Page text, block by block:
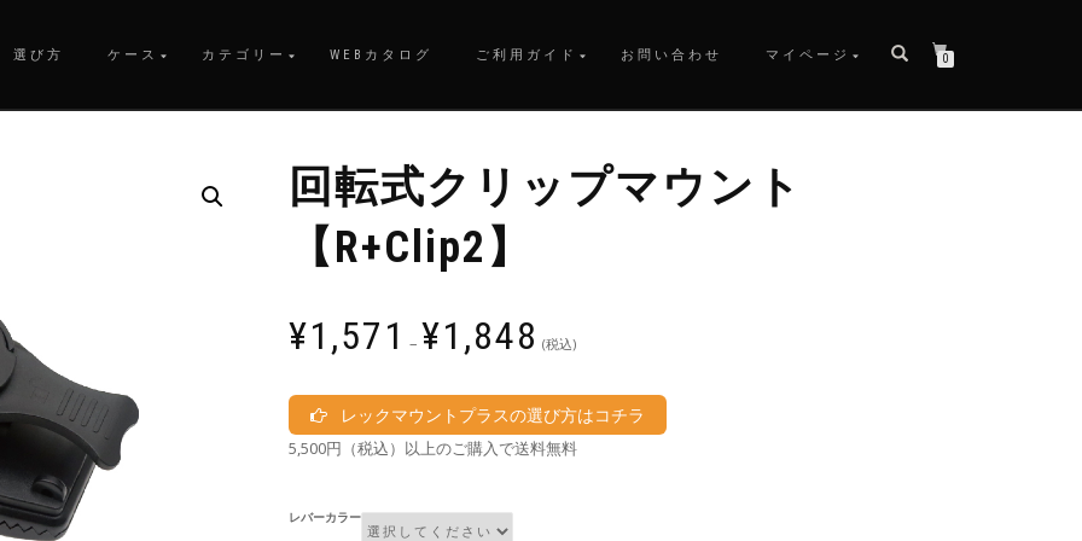
選び方 ケース カテゴリー WEBカタログ ご利用ガイド お問い合わせ マイページ 0
回転式クリップマウント
【R+Clip2】
¥1,571 – ¥1,848 (税込)
レックマウントプラスの選び方はコチラ
5,500円（税込）以上のご購入で送料無料
レバーカラー